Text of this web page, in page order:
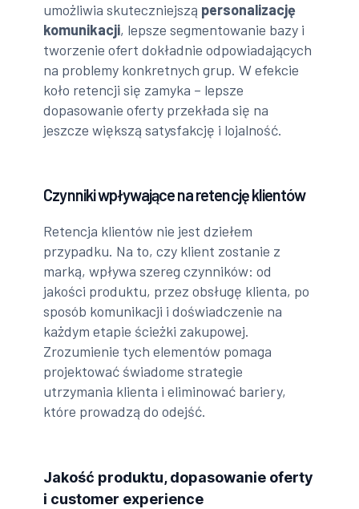
umożliwia skuteczniejszą personalizację
komunikacji, lepsze segmentowanie bazy i
tworzenie ofert dokładnie odpowiadających
na problemy konkretnych grup. W efekcie
koło retencji się zamyka – lepsze
dopasowanie oferty przekłada się na
jeszcze większą satysfakcję i lojalność.
Czynniki wpływające na retencję klientów
Retencja klientów nie jest dziełem
przypadku. Na to, czy klient zostanie z
marką, wpływa szereg czynników: od
jakości produktu, przez obsługę klienta, po
sposób komunikacji i doświadczenie na
każdym etapie ścieżki zakupowej.
Zrozumienie tych elementów pomaga
projektować świadome strategie
utrzymania klienta i eliminować bariery,
które prowadzą do odejść.
Jakość produktu, dopasowanie oferty
i customer experience